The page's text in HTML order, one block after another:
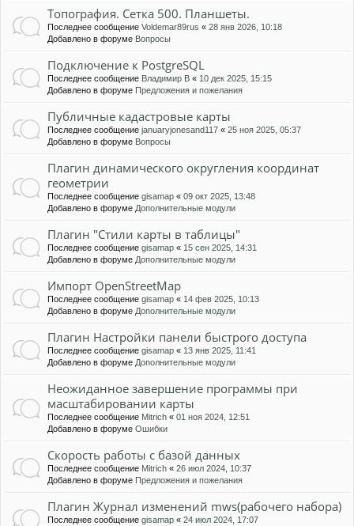
Топография. Сетка 500. Планшеты.
Последнее сообщение Voldemar89rus « 28 янв 2026, 10:18
Добавлено в форуме Вопросы
Подключение к PostgreSQL
Последнее сообщение Владимир В « 10 дек 2025, 15:15
Добавлено в форуме Предложения и пожелания
Публичные кадастровые карты
Последнее сообщение januaryjonesand117 « 25 ноя 2025, 05:37
Добавлено в форуме Вопросы
Плагин динамического округления координат
геометрии
Последнее сообщение gisamap « 09 окт 2025, 13:48
Добавлено в форуме Дополнительные модули
Плагин "Стили карты в таблицы"
Последнее сообщение gisamap « 15 сен 2025, 14:31
Добавлено в форуме Дополнительные модули
Импорт OpenStreetMap
Последнее сообщение gisamap « 14 фев 2025, 10:13
Добавлено в форуме Дополнительные модули
Плагин Настройки панели быстрого доступа
Последнее сообщение gisamap « 13 янв 2025, 11:41
Добавлено в форуме Дополнительные модули
Неожиданное завершение программы при
масштабировании карты
Последнее сообщение Mitrich « 01 ноя 2024, 12:51
Добавлено в форуме Ошибки
Скорость работы с базой данных
Последнее сообщение Mitrich « 26 июл 2024, 10:37
Добавлено в форуме Предложения и пожелания
Плагин Журнал изменений mws(рабочего набора)
Последнее сообщение gisamap « 24 июл 2024, 17:07